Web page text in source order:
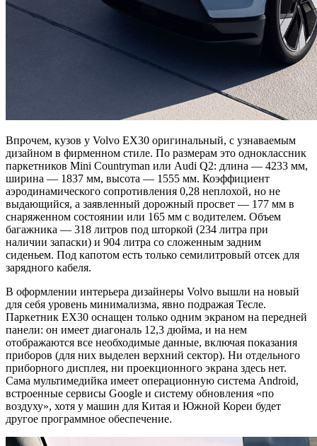
Впрочем, кузов у Volvo EX30 оригинальный, с узнаваемым
дизайном в фирменном стиле. По размерам это одноклассник
паркетников Mini Countryman или Audi Q2: длина — 4233 мм,
ширина — 1837 мм, высота — 1555 мм. Коэффициент
аэродинамического сопротивления 0,28 неплохой, но не
выдающийся, а заявленный дорожный просвет — 177 мм в
снаряженном состоянии или 165 мм с водителем. Объем
багажника — 318 литров под шторкой (234 литра при
наличии запаски) и 904 литра со сложенным задним
сиденьем. Под капотом есть только семилитровый отсек для
зарядного кабеля.
В оформлении интерьера дизайнеры Volvo вышли на новый
для себя уровень минимализма, явно подражая Тесле.
Паркетник EX30 оснащен только одним экраном на передней
панели: он имеет диагональ 12,3 дюйма, и на нем
отображаются все необходимые данные, включая показания
приборов (для них выделен верхний сектор). Ни отдельного
приборного дисплея, ни проекционного экрана здесь нет.
Сама мультимедийка имеет операционную система Android,
встроенные сервисы Google и систему обновления «по
воздуху», хотя у машин для Китая и Южной Кореи будет
другое программное обеспечение.